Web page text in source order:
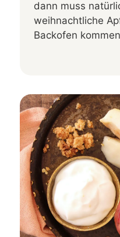
dann muss
weihnachtliche
Backofen